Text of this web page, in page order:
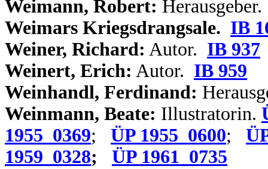
Weimann, Robert:
Weimars Kriegsdrangsale. IB
Weiner, Richard: Autor. IB 937
Weinert, Erich: Autor. IB 959
Weinhandl, Ferdinand:
Weinmann, Beate: Illustratorin.
1955_0369; ÜP 1955_0600;
1959_0328;
ÜP 1961_0735